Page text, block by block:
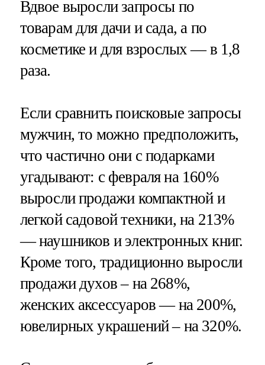
Вдвое выросли запросы по
товарам для дачи и сада, а по
косметике и для взрослых — в 1,8
раза.
Если сравнить поисковые запросы
мужчин, то можно предположить,
что частично они с подарками
угадывают: с февраля на 160%
выросли продажи компактной и
легкой садовой техники, на 213%
— наушников и электронных книг.
Кроме того, традиционно выросли
продажи духов – на 268%,
женских аксессуаров — на 200%,
ювелирных украшений – на 320%.